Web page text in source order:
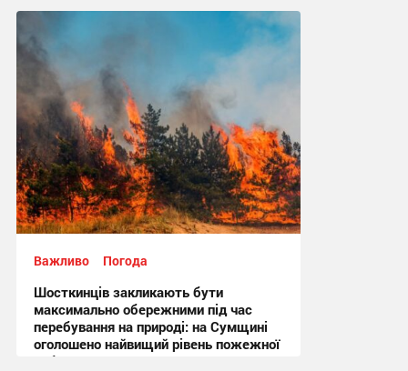
Важливо Погода
Шосткинців закликають бути
максимально обережними під час
перебування на природі: на Сумщині
оголошено найвищий рівень пожежної
небезпеки